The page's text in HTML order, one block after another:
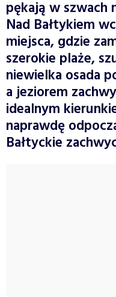
pękają w szwach
Nad Bałtykiem
miejsca, gdzie
szerokie plaże,
niewielka osada
a jeziorem
idealnym
naprawdę
Bałtyckie